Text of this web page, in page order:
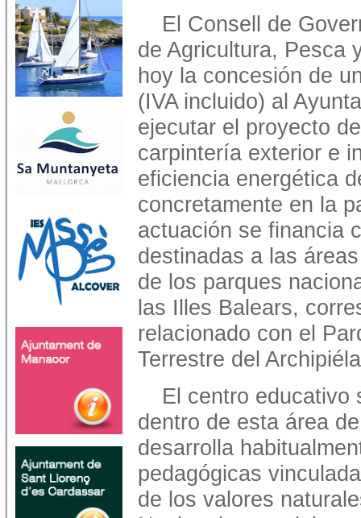
El Consell de
de Agricultura, Pesca
hoy la concesión de
(IVA incluido) al
ejecutar el proyecto
carpintería exterior e
eficiencia energética
concretamente en la
actuación se financia
destinadas a las
de los parques
las Illes Balears,
relacionado con el
Terrestre del
El centro educativo
dentro de esta área
desarrolla
pedagógicas
de los valores